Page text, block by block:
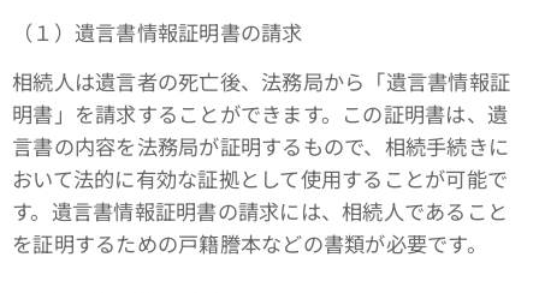
（１）遺言書情報証明書の請求
相続人は遺言者の死亡後、法務局から「遺言書情報証
明書」を請求することができます。この証明書は、遺
言書の内容を法務局が証明するもので、相続手続きに
おいて法的に有効な証拠として使用することが可能で
す。遺言書情報証明書の請求には、相続人であること
を証明するための戸籍謄本などの書類が必要です。